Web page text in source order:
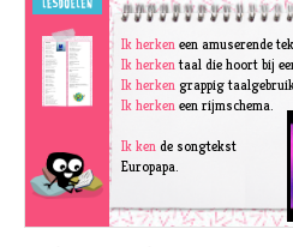
Ik herkeneen amuserende
Ik herkentaal die hoort bij
Ik herken grappig
Ik herkeneen rijmschema.
Ik kende songtekst
Europapa.